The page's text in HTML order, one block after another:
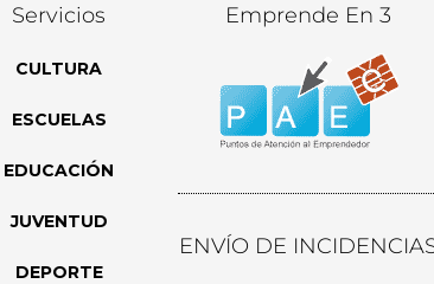
Servicios
CULTURA
ESCUELAS
EDUCACIÓN
JUVENTUD
DEPORTE
Emprende En 3
ENVÍO DE